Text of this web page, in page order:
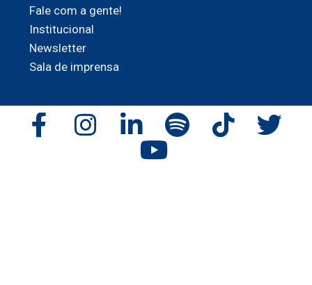
Fale com a gente!
Institucional
Newsletter
Sala de imprensa